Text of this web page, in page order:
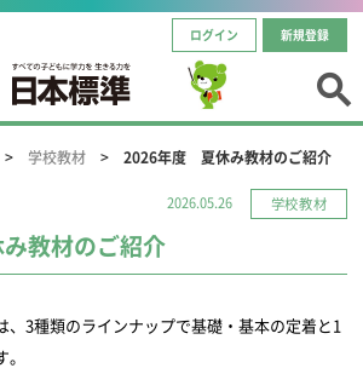
ログイン 新規登録
学校教材 2026年度 夏休み教材のご紹介
教材のご紹介
2026.05.26 学校教材
、3種類のラインナップで基礎・基本の定着と1
。